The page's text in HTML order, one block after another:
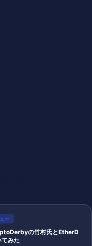
ー
の竹村氏とEtherD
みた